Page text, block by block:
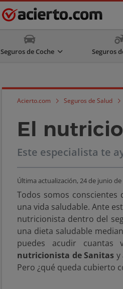
Seguros de Coche Seguros
Acierto.com Seguros de Salud
El
Este especialista te
Última actualización,24 de junio de
Todos somos
una vida saludable. Ante
nutricionista dentro del
una dieta saludable
puedes acudir cuantas
nutricionista de Sanitas y
Pero ¿qué queda cubierto